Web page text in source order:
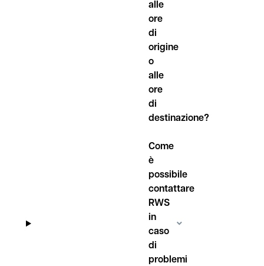
alle
ore
di
origine
o
alle
ore
di
destinazione?
Come
è
possibile
contattare
RWS
in
caso
di
problemi